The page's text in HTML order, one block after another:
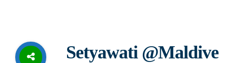
Setyawati @Maldive